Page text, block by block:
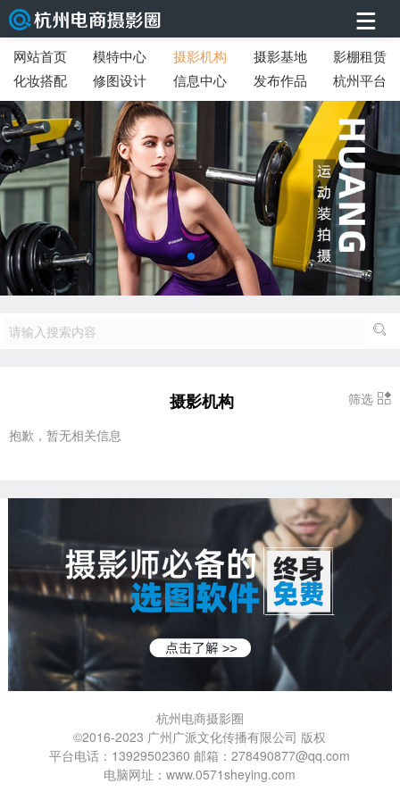
网站首页 模特中心 摄影机构 摄影基地
影棚租赁
化妆搭配
修图设计 信息中心 发布作品 杭州平台
摄影机构 筛选
抱歉，暂无相关信息
杭州电商摄影圈
©2016-2023 广州广派文化传播有限公司 版权
平台电话：13929502360 邮箱：278490877@qq.com
电脑网址：www.0571sheying.com